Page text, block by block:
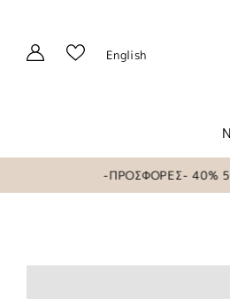
English
-ΠΡΟΣΦΟΡΕΣ- 40% 50%